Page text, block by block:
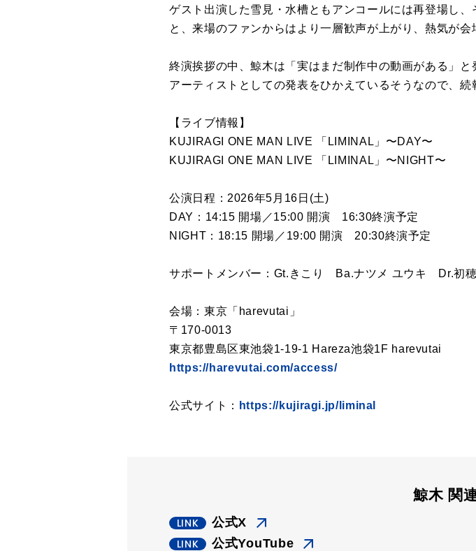
ゲスト出演した雪見・水槽ともアンコールには再登場し
と、来場のファンからはより一層歓声が上がり、熱気が会
終演挨拶の中、鯨木は「実はまだ制作中の動画がある」
アーティストとしての発表をひかえているそうなので、続
【ライブ情報】
KUJIRAGI ONE MAN LIVE 「LIMINAL」〜DAY〜
KUJIRAGI ONE MAN LIVE 「LIMINAL」〜NIGHT〜
公演日程：2026年5月16日(土)
DAY：14:15 開場／15:00 開演 16:30終演予定
NIGHT：18:15 開場／19:00 開演 20:30終演予定
サポートメンバー：Gt.きこり Ba.ナツメ ユウキ Dr.初穂
会場：東京「harevutai」
〒170-0013
東京都豊島区東池袋1-19-1 Hareza池袋1F harevutai
https://harevutai.com/access/
公式サイト： https://kujiragi.jp/liminal
鯨木 関
公式X
公式YouTube